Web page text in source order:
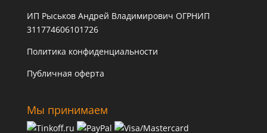
ИП Рыськов Андрей Владимирович ОГРНИП
311774606101726
Политика конфиденциальности
Публичная оферта
Мы принимаем